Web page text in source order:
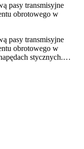
pasy transmisyjne
obrotowego w
pasy transmisyjne
obrotowego w
stycznych.…